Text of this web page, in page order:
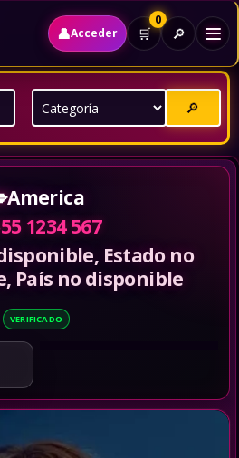
👤Acceder 🛒
0
🔎
🔎
America
1234 567
Estado no
País no disponible
VERIFICADO